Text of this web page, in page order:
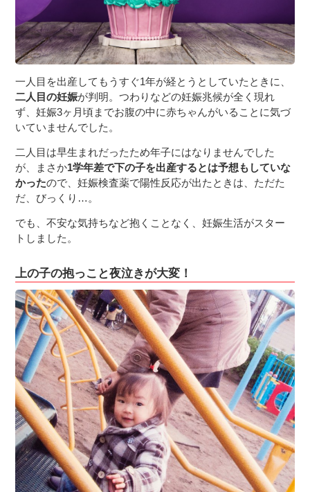
７〜１２歳児
一人目を出産してもうすぐ1年が経とうとしていたときに、
二人目の妊娠が判明。つわりなどの妊娠兆候が全く現れ
ず、妊娠3ヶ月頃までお腹の中に赤ちゃんがいることに気づ
いていませんでした。
二人目は早生まれだったため年子にはなりませんでした
が、まさか1学年差で下の子を出産するとは予想もしていな
かったので、妊娠検査薬で陽性反応が出たときは、ただた
だ、びっくり…。
でも、不安な気持ちなど抱くことなく、妊娠生活がスター
トしました。
上の子の抱っこと夜泣きが大変！